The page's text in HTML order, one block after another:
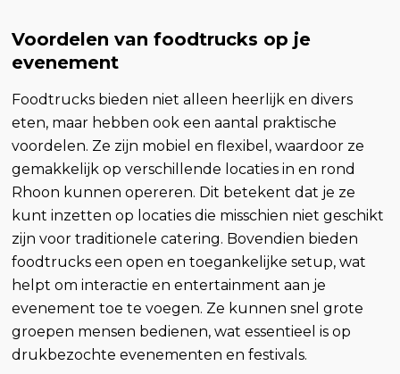
Voordelen van foodtrucks op je
evenement
Foodtrucks bieden niet alleen heerlijk en divers
eten, maar hebben ook een aantal praktische
voordelen. Ze zijn mobiel en flexibel, waardoor ze
gemakkelijk op verschillende locaties in en rond
Rhoon kunnen opereren. Dit betekent dat je ze
kunt inzetten op locaties die misschien niet geschikt
zijn voor traditionele catering. Bovendien bieden
foodtrucks een open en toegankelijke setup, wat
helpt om interactie en entertainment aan je
evenement toe te voegen. Ze kunnen snel grote
groepen mensen bedienen, wat essentieel is op
drukbezochte evenementen en festivals.